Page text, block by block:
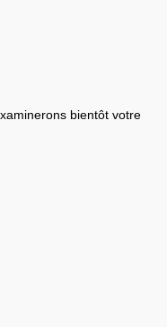
bientôt votre